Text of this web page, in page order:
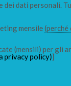
dati personali.
mensile (perché
(mensili) per gli
privacy policy)]